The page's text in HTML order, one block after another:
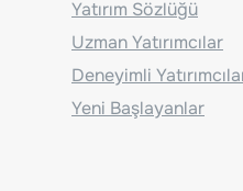
Yatırım Sözlüğü
Uzman Yatırımcılar
Deneyimli
Yeni Başlayanlar